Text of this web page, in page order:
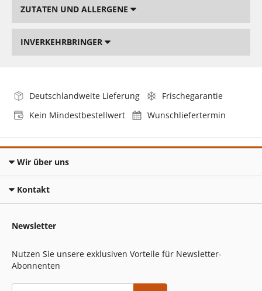
ZUTATEN UND ALLERGENE
INVERKEHRBRINGER
Deutschlandweite Lieferung
Frischegarantie
Kein Mindestbestellwert
Wunschliefertermin
Wir über uns
Kontakt
Newsletter
Nutzen Sie unsere exklusiven Vorteile für Newsletter-
Abonnenten